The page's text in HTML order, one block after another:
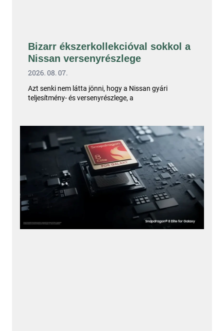
Bizarr ékszerkollekcióval sokkol a
Nissan versenyrészlege
2026. 08. 07.
Azt senki nem látta jönni, hogy a Nissan gyári
teljesítmény- és versenyrészlege, a